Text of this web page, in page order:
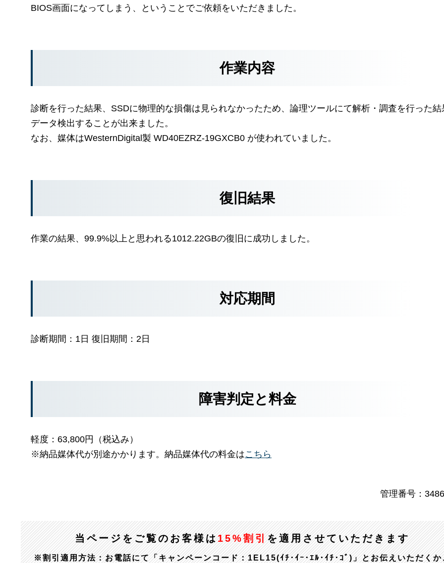
BIOS画面になってしまう、ということでご依頼をいただきました。
作業内容
診断を行った結果、SSDに物理的な損傷は見られなかったため、論理ツールにて解析・調査を行った結
データ検出することが出来ました。
なお、媒体はWesternDigital製 WD40EZRZ-19GXCB0 が使われていました。
復旧結果
作業の結果、99.9%以上と思われる1012.22GBの復旧に成功しました。
対応期間
診断期間：1日 復旧期間：2日
障害判定と料金
軽度：63,800円（税込み）
※納品媒体代が別途かかります。納品媒体代の料金はこちら
管理番号：
当ページをご覧のお客様は 15%割引 を適用させていただきます
※割引適用方法：お電話にて「キャンペーンコード：1EL15(ｲﾁ･ｲｰ･ｴﾙ･ｲﾁ･ｺﾞ)」とお伝えいただくか